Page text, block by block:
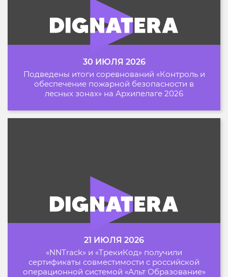
30 ИЮЛЯ 2026
Подведены итоги соревнований «Контроль и
обеспечение пожарной безопасности в
лесных зонах» на Архипелаге 2026
21 ИЮЛЯ 2026
«NNTrack» и «ТрекиКод» получили
сертификаты совместимости с российской
операционной системой «Альт Образование»